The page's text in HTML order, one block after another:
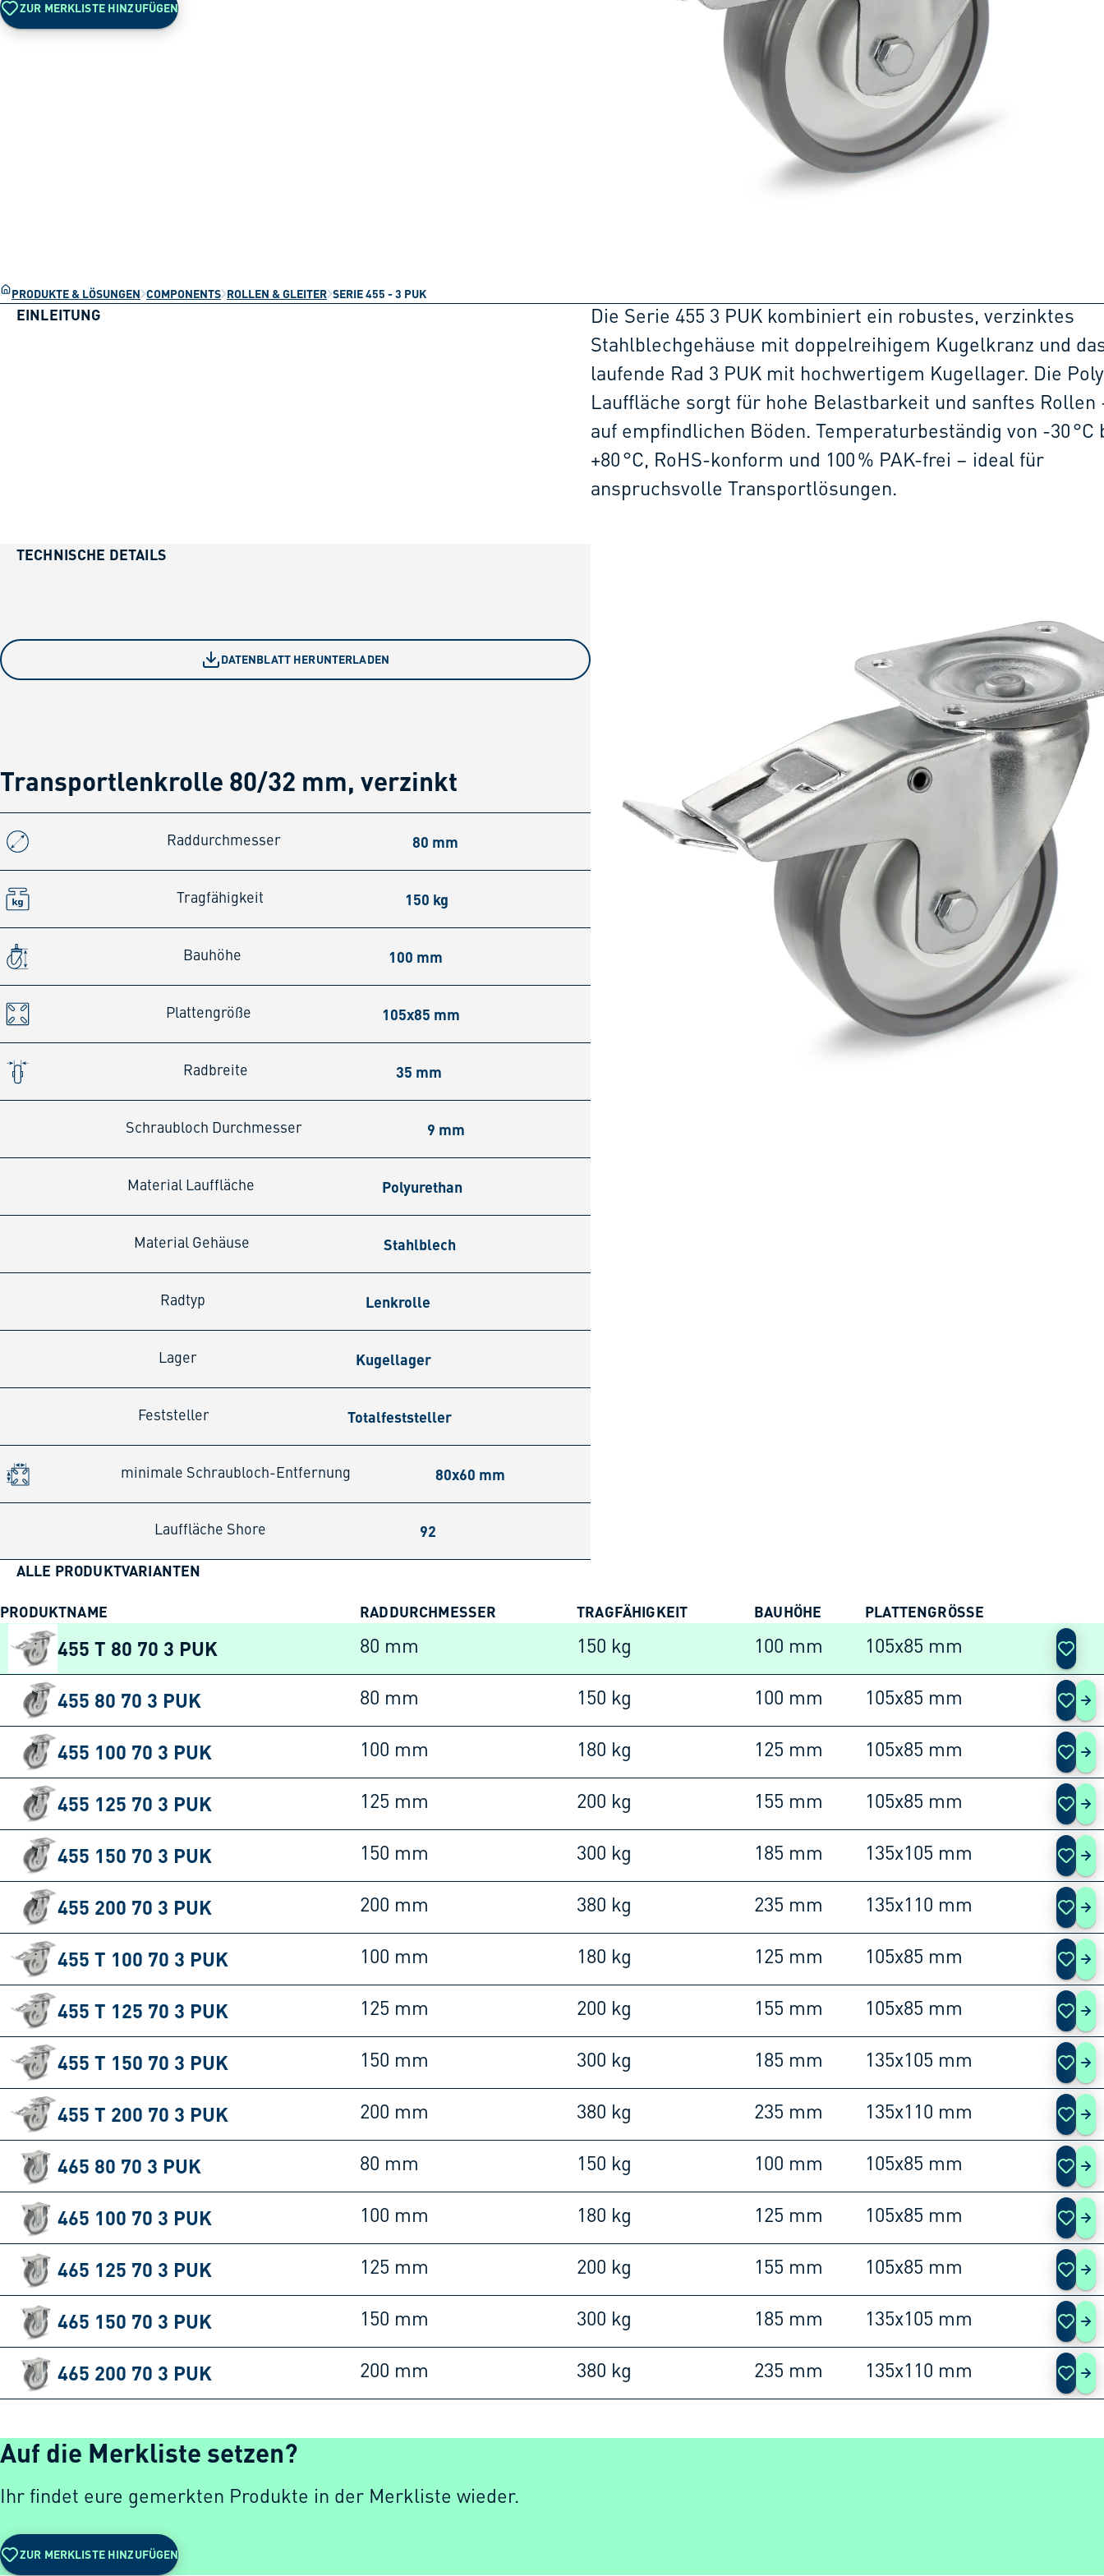
ZUR MERKLISTE HINZUFÜGEN
PRODUKTE & LÖSUNGEN COMPONENTS ROLLEN & GLEITER SERIE 455 - 3 PUK
EINLEITUNG
Die Serie 455 3 PUK kombiniert ein robustes, verzinktes
Stahlblechgehäuse mit doppelreihigem Kugelkranz und
laufende Rad 3 PUK mit hochwertigem Kugellager. Die
Lauffläche sorgt für hohe Belastbarkeit und sanftes Rollen
auf empfindlichen Böden. Temperaturbeständig von -30 °C
+80 °C, RoHS-konform und 100 % PAK-frei – ideal für
anspruchsvolle Transportlösungen.
TECHNISCHE DETAILS
DATENBLATT HERUNTERLADEN
Transportlenkrolle 80/32 mm, verzinkt
Raddurchmesser 80 mm
Tragfähigkeit 150 kg
Bauhöhe 100 mm
Plattengröße 105x85 mm
Radbreite 35 mm
Schraubloch Durchmesser 9 mm
Material Lauffläche Polyurethan
Material Gehäuse Stahlblech
Radtyp Lenkrolle
Lager Kugellager
Feststeller Totalfeststeller
minimale Schraubloch-Entfernung 80x60 mm
Lauffläche Shore 92
ALLE PRODUKTVARIANTEN
PRODUKTNAME RADDURCHMESSER TRAGFÄHIGKEIT BAUHÖHE PLATTENGRÖSSE
455 T 80 70 3 PUK 80 mm 150 kg 100 mm 105x85 mm
455 80 70 3 PUK 80 mm 150 kg 100 mm 105x85 mm
455 100 70 3 PUK 100 mm 180 kg 125 mm 105x85 mm
455 125 70 3 PUK 125 mm 200 kg 155 mm 105x85 mm
455 150 70 3 PUK 150 mm 300 kg 185 mm 135x105 mm
455 200 70 3 PUK 200 mm 380 kg 235 mm 135x110 mm
455 T 100 70 3 PUK 100 mm 180 kg 125 mm 105x85 mm
455 T 125 70 3 PUK 125 mm 200 kg 155 mm 105x85 mm
455 T 150 70 3 PUK 150 mm 300 kg 185 mm 135x105 mm
455 T 200 70 3 PUK 200 mm 380 kg 235 mm 135x110 mm
465 80 70 3 PUK 80 mm 150 kg 100 mm 105x85 mm
465 100 70 3 PUK 100 mm 180 kg 125 mm 105x85 mm
465 125 70 3 PUK 125 mm 200 kg 155 mm 105x85 mm
465 150 70 3 PUK 150 mm 300 kg 185 mm 135x105 mm
465 200 70 3 PUK 200 mm 380 kg 235 mm 135x110 mm
Auf die Merkliste setzen?
Ihr findet eure gemerkten Produkte in der Merkliste wieder.
ZUR MERKLISTE HINZUFÜGEN